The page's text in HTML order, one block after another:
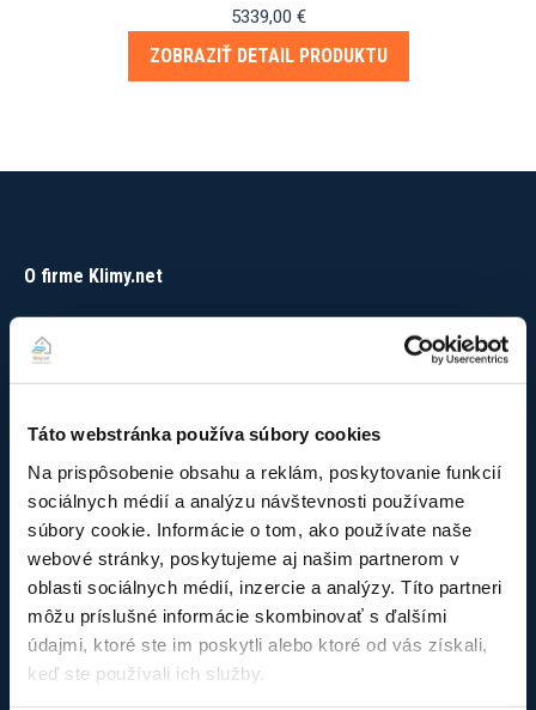
Táto webstránka používa súbory cookies
Na prispôsobenie obsahu a reklám, poskytovanie funkcií
sociálnych médií a analýzu návštevnosti používame
súbory cookie. Informácie o tom, ako používate naše
webové stránky, poskytujeme aj našim partnerom v
oblasti sociálnych médií, inzercie a analýzy. Títo partneri
môžu príslušné informácie skombinovať s ďalšími
údajmi, ktoré ste im poskytli alebo ktoré od vás získali,
keď ste používali ich služby.
5339,00 €
ZOBRAZIŤ DETAIL PRODUKTU
O firme Klimy.net
profesionálnu montáž alebo servis klimatizácií a tepelných
čerpadiel. Pôsobíme v Bratislavskom a Trnavskom kraji (iné
zákazníkom aj Vy. Sme Klimy.net – poradíme, namontujete a
staráme sa o Vaše zariadenie aj ďalšie roky.
Nie je firma ako firma – naše oprávnenia :
Oprávnenie technickej inšpekcie
Overenie odborných vedomostí
Overenie odb. vedomostí – nad 25kg
Doklad o overení odb. vedomostí
Doklad o certifikácii TČ